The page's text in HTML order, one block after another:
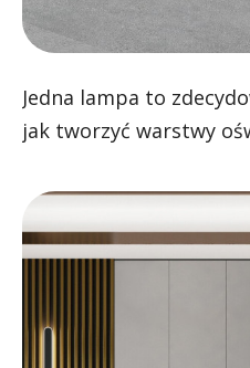
Jedna lampa to
jak tworzyć warstwy